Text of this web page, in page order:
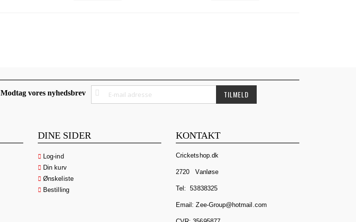
Modtag vores nyhedsbrev
Tilmeld
dig
TILMELD
DINE SIDER
Log-ind
Din kurv
Ønskeliste
Bestilling
KONTAKT
Cricketshop.dk
2720 Vanløse
Tel: 53838325
Email: Zee-Group@hotmail.com